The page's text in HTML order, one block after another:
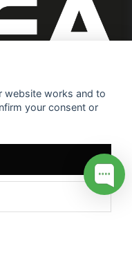
website works and to
your consent or